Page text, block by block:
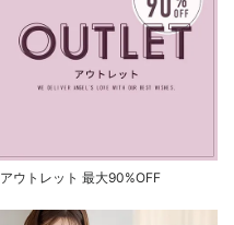
アウトレット 最大90%OFF